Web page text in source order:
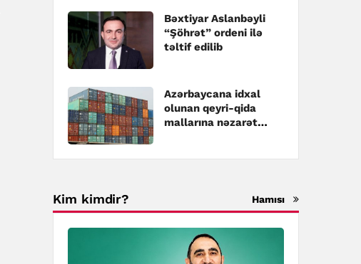
Bəxtiyar Aslanbəyli
“Şöhrət” ordeni ilə
təltif edilib
Azərbaycana idxal
olunan qeyri-qida
mallarına nəzarət
Kim kimdir? Hamısı